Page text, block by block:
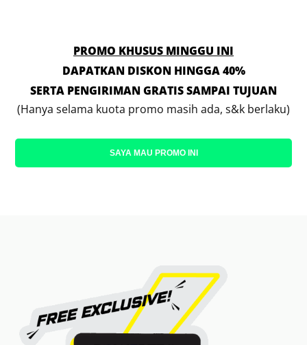
PROMO KHUSUS MINGGU INI
DAPATKAN DISKON HINGGA 40%
SERTA PENGIRIMAN GRATIS SAMPAI TUJUAN
(Hanya selama kuota promo masih ada, s&k berlaku)
SAYA MAU PROMO INI